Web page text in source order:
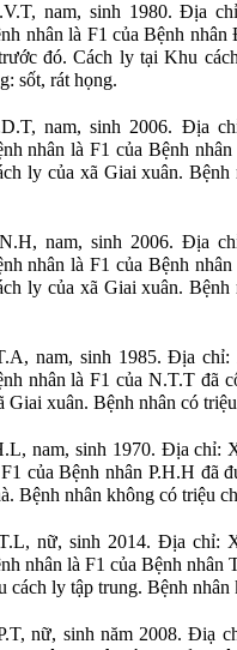
nam, sinh 1980. Địa
nhân là F1 của Bệnh
đó. Cách ly tại Khu
sốt, rát họng.
nam, sinh 2006. Địa
nhân là F1 của Bệnh
ly của xã Giai xuân. Bệnh
nam, sinh 2006. Địa
nhân là F1 của Bệnh
ly của xã Giai xuân. Bệnh
nam, sinh 1985. Địa
nhân là F1 của N.T.T đã
Giai xuân. Bệnh nhân có
nam, sinh 1970. Địa chỉ:
của Bệnh nhân P.H.H đã
Bệnh nhân không có triệu
nữ, sinh 2014. Địa chỉ:
nhân là F1 của Bệnh nhân
cách ly tập trung. Bệnh nhân
nữ, sinh năm 2008. Điạ